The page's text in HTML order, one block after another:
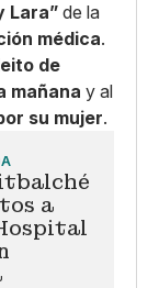
Lara” de la
médica.
de
mañana y al
su mujer.
a